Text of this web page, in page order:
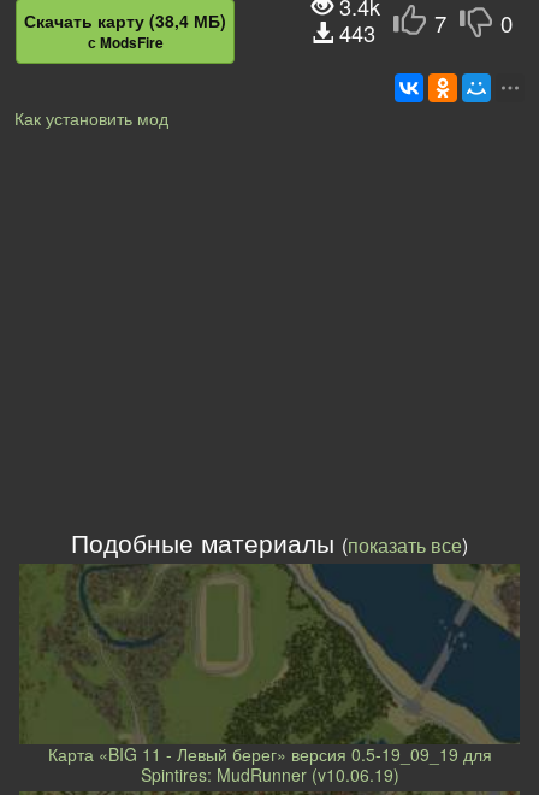
7 0
Скачать карту (38,4 МБ)
с ModsFire
443
Как установить мод
Подобные материалы (показать все)
Карта «BIG 11 - Левый берег» версия 0.5-19_09_19 для
Spintires: MudRunner (v10.06.19)